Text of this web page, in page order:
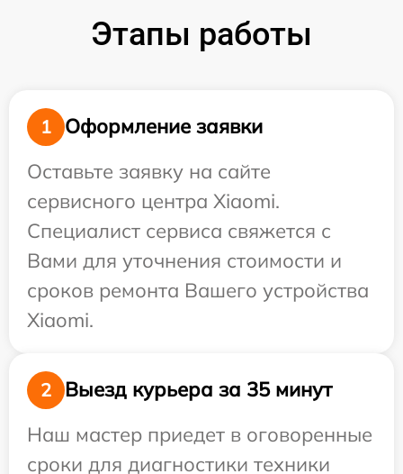
Этапы работы
1
Оформление заявки
Оставьте заявку на сайте
сервисного центра Xiaomi.
Специалист сервиса свяжется с
Вами для уточнения стоимости и
сроков ремонта Вашего устройства
Xiaomi.
2
Выезд курьера за 35 минут
Наш мастер приедет в оговоренные
сроки для диагностики техники